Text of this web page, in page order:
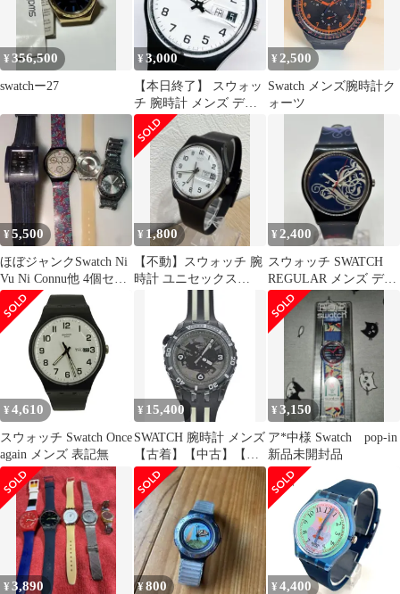
¥356,500
swatchー27
¥3,000
【本日終了】 スウォッ
チ 腕時計 メンズ デイ
デイト スイス製 GB743
¥ 2,500
Swatch メンズ腕時計ク
ォーツ
¥5,500
ほぼジャンクSwatch Ni
Vu Ni Connu他 4個セッ
ト
¥ 1,800
【不動】スウォッチ 腕
時計 ユニセックス
GB743-S26 シンプル
¥2,400
スウォッチ SWATCH
REGULAR メンズ デッ
ドストック
¥ 4,610
スウォッチ Swatch Once
again メンズ 表記無
¥ 15,400
SWATCH 腕時計 メンズ
【古着】【中古】【送
料無料】
¥3,150
ア*中様 Swatch pop-in
新品未開封品
¥3,890 ¥800 ¥ 4,400